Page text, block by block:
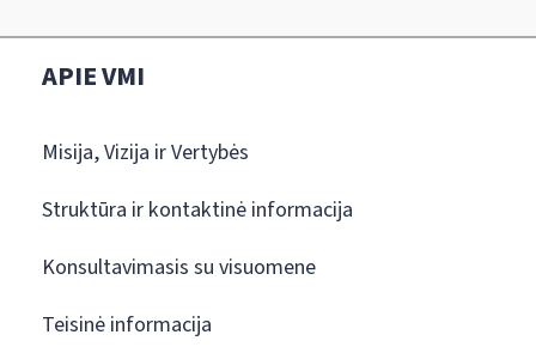
APIE VMI
Misija, Vizija ir Vertybės
Struktūra ir kontaktinė informacija
Konsultavimasis su visuomene
Teisinė informacija